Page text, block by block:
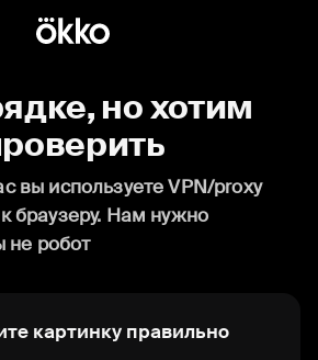
но хотим
вы используете VPN/proxy
браузеру. Нам нужно
не робот
картинку правильно